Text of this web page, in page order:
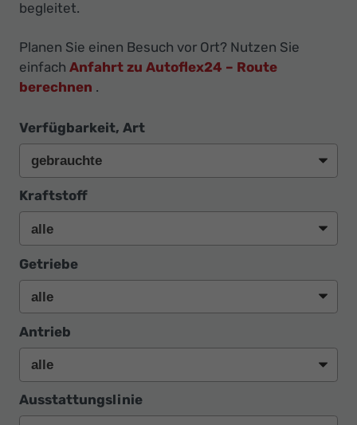
Innovatives
begleitet.
Planen Sie einen Besuch vor Ort? Nutzen Sie
einfach Anfahrt zu Autoflex24 – Route
berechnen .
Verfügbarkeit, Art
Kraftstoff
Getriebe
Antrieb
Ausstattungslinie